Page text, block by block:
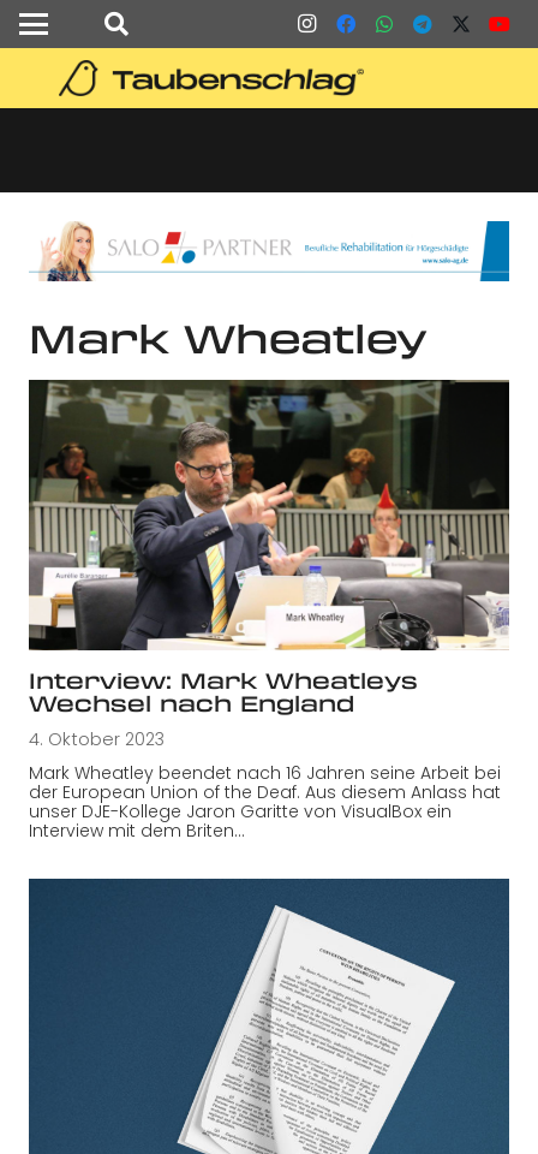
Mark Wheatley
Interview: Mark Wheatleys
Wechsel nach England
4. Oktober 2023
Mark Wheatley beendet nach 16 Jahren seine Arbeit bei
der European Union of the Deaf. Aus diesem Anlass hat
unser DJE-Kollege Jaron Garitte von VisualBox ein
Interview mit dem Briten…